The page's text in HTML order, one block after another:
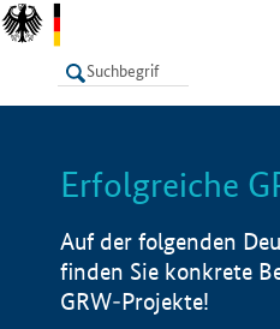
LISTE
Erfolgreiche
Auf der folgenden
finden Sie konkrete
GRW-Projekte!